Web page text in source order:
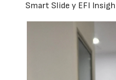
Smart Slide y EFI